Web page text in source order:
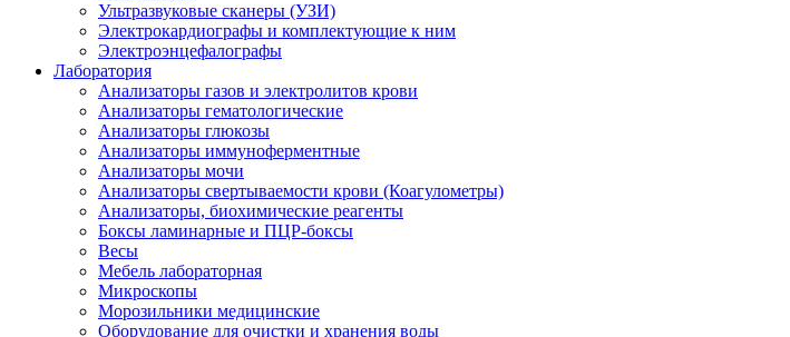
Ультразвуковые сканеры (УЗИ)
Электрокардиографы и комплектующие к ним
Электроэнцефалографы
Лаборатория
Анализаторы газов и электролитов крови
Анализаторы гематологические
Анализаторы глюкозы
Анализаторы иммуноферментные
Анализаторы мочи
Анализаторы свертываемости крови (Коагулометры)
Анализаторы, биохимические реагенты
Боксы ламинарные и ПЦР-боксы
Весы
Мебель лабораторная
Микроскопы
Морозильники медицинские
Оборудование для очистки и хранения воды